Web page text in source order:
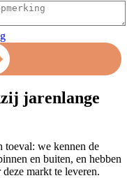
jarenlange
we kennen de
en buiten, en hebben
markt te leveren.